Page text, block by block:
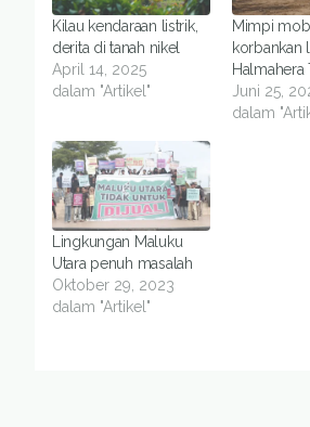
Kilau kendaraan listrik,
derita di tanah nikel
April 14, 2025
dalam "Artikel"
Mimpi
korbankan
Halmahera
Juni 25,
dalam
Lingkungan Maluku
Utara penuh masalah
Oktober 29, 2023
dalam "Artikel"